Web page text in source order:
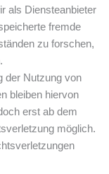
als Diensteanbieter
fremde
zu forschen,
der Nutzung von
bleiben hiervon
erst ab dem
möglich.